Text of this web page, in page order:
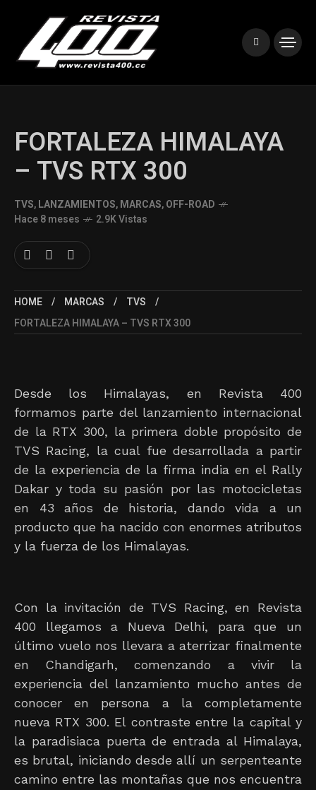
FORTALEZA HIMALAYA
– TVS RTX 300
TVS,LANZAMIENTOS,MARCAS,OFF-ROAD
Hace 8 meses
2.9K Vistas
HOME MARCAS
TVS
FORTALEZA HIMALAYA – TVS RTX 300
Desde los Himalayas, en Revista 400
formamos parte del lanzamiento internacional
de la RTX 300, la primera doble propósito de
TVS Racing, la cual fue desarrollada a partir
de la experiencia de la firma india en el Rally
Dakar y toda su pasión por las motocicletas
en 43 años de historia, dando vida a un
producto que ha nacido con enormes atributos
y la fuerza de los Himalayas.
Con la invitación de TVS Racing, en Revista
400 llegamos a Nueva Delhi, para que un
último vuelo nos llevara a aterrizar finalmente
en Chandigarh, comenzando a vivir la
experiencia del lanzamiento mucho antes de
conocer en persona a la completamente
nueva RTX 300. El contraste entre la capital y
la paradisiaca puerta de entrada al Himalaya,
es brutal, iniciando desde allí un serpenteante
camino entre las montañas que nos encuentra